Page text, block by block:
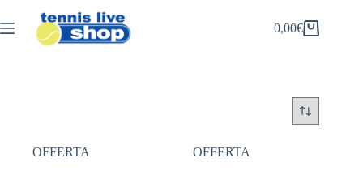
al
contenuto
Carrello
0,00€
OFFERTA OFFERTA